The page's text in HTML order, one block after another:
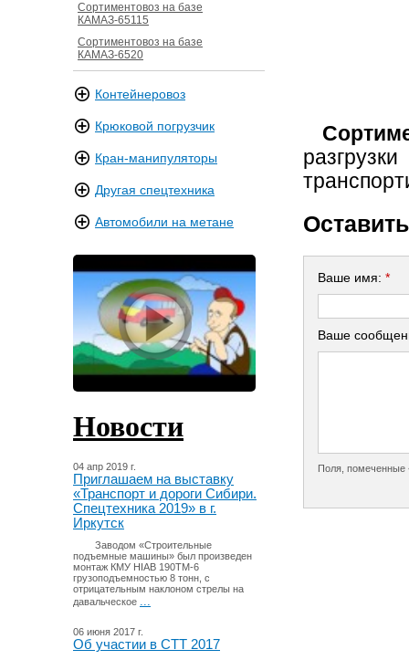
Сортиментовоз на базе
КАМАЗ-65115
Сортиментовоз на базе
КАМАЗ-6520
Контейнеровоз
Крюковой погрузчик
Кран-манипуляторы
Другая спецтехника
Автомобили на метане
Новости
04 апр 2019 г.
Приглашаем на выставку
«Транспорт и дороги Сибири.
Спецтехника 2019» в г.
Иркутск
Заводом «Строительные
подъемные машины» был произведен
монтаж КМУ HIAB 190TM-6
грузоподъемностью 8 тонн, с
отрицательным наклоном стрелы на
давальческое ...
06 июня 2017 г.
Об участии в СТТ 2017
Со
Ваше имя: *
Ваше
Поля, помеченные